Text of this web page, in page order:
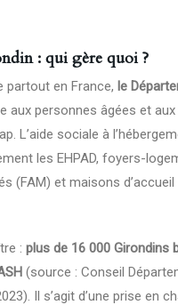
: qui gère quoi ?
partout en France, le
aux personnes âgées et
L’aide sociale à
les EHPAD, foyers-
(FAM) et maisons
: plus de 16 000 Girondins
(source : Conseil
Il s’agit d’une prise en